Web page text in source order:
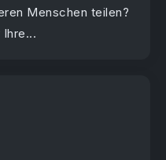
Menschen teilen?